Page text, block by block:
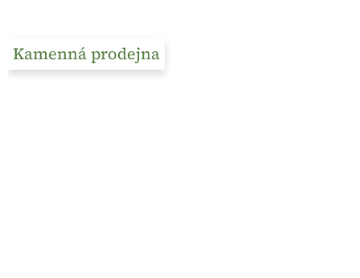
Kamenná prodejna